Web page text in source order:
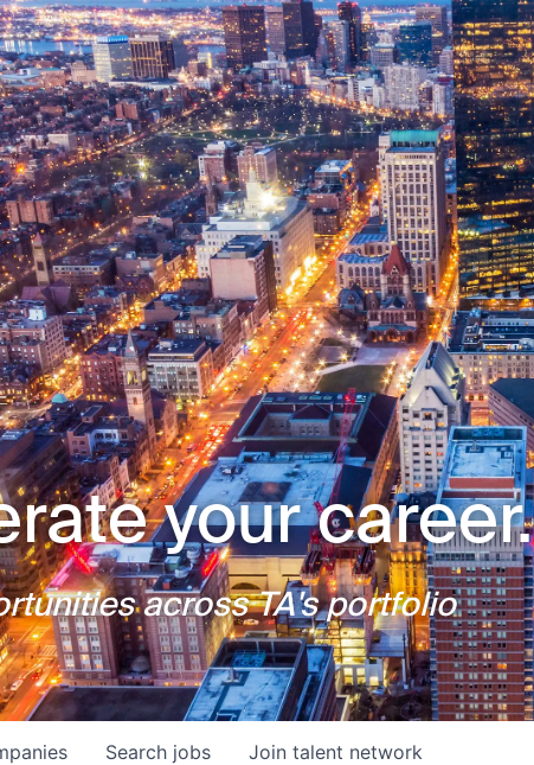
your career.
across TA's portfolio
Search jobs Join talent network